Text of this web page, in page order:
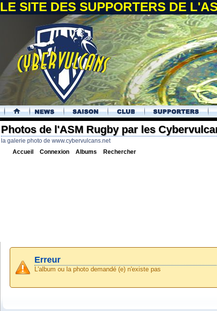
LE SITE DES SUPPORTERS DE
.
Photos de l'ASM Rugby par les
la galerie photo de www.cybervulcans.net
Accueil Connexion Albums Rechercher
Erreur
L'album ou la photo demandé (e) n'existe pas